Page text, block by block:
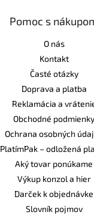
Pomoc s
O nás
Kontakt
Časté otázky
Doprava a platba
Reklamácia a
Obchodné podmienky
Ochrana osobných
PlatímPak – odložená
Aký tovar ponúkame
Výkup konzol a hier
Darček k objednávke
Slovník pojmov